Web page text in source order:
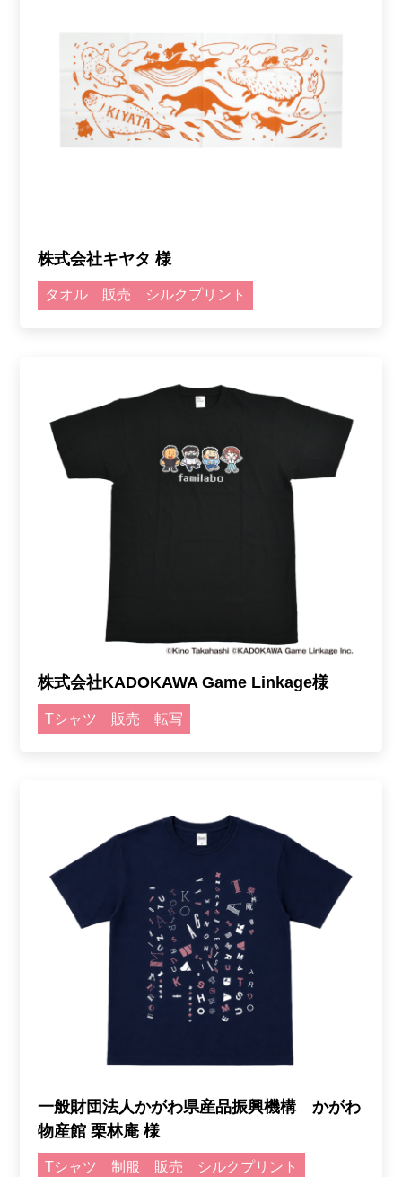
株式会社キヤタ 様
タオル 販売 シルクプリント
株式会社KADOKAWA Game Linkage様
Tシャツ 販売 転写
一般財団法人かがわ県産品振興機構 かがわ
物産館 栗林庵 様
Tシャツ 制服 販売 シルクプリント